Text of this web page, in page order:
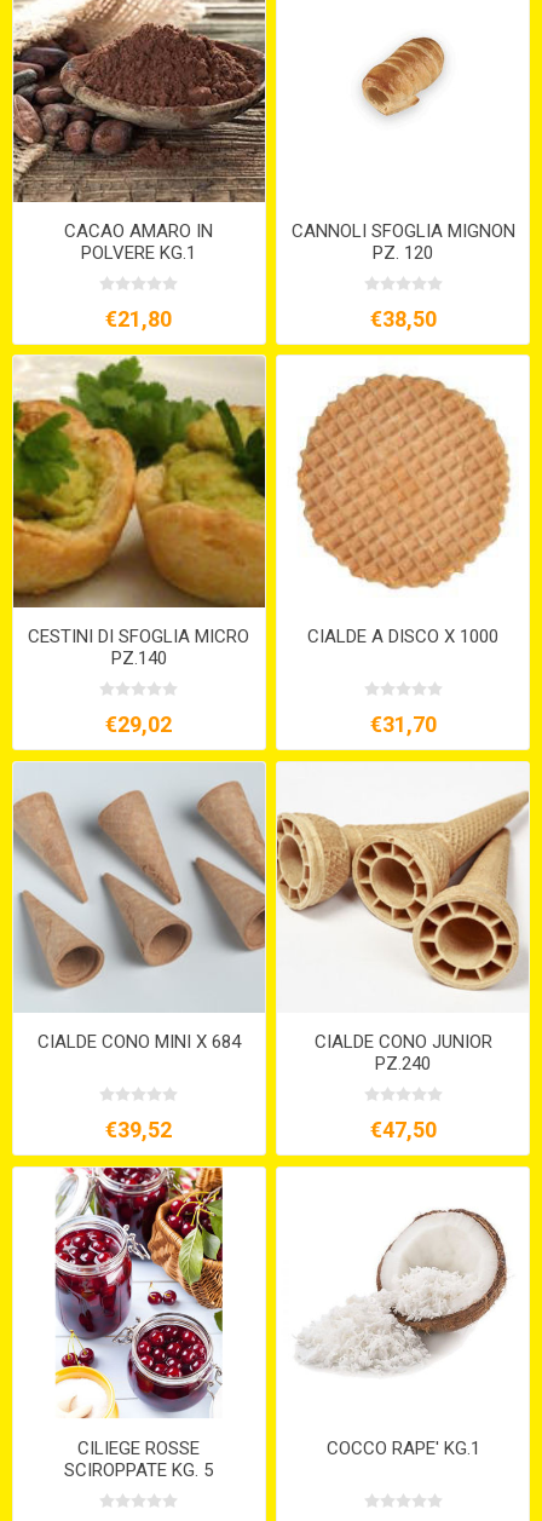
CACAO AMARO IN
POLVERE KG.1
€21,80
CANNOLI SFOGLIA MIGNON
PZ. 120
€38,50
CESTINI DI SFOGLIA MICRO
PZ.140
€29,02
CIALDE A DISCO X 1000
€31,70
CIALDE CONO MINI X 684
€39,52
CIALDE CONO JUNIOR
PZ.240
€47,50
CILIEGE ROSSE
SCIROPPATE KG. 5
COCCO RAPE' KG.1